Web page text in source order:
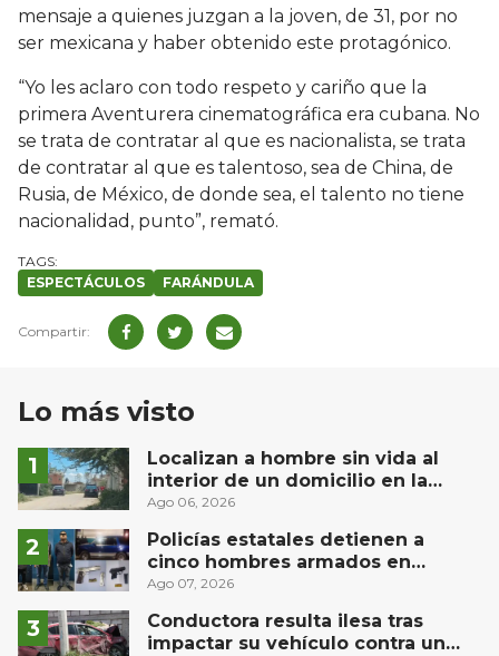
mensaje a quienes juzgan a la joven, de 31, por no
ser mexicana y haber obtenido este protagónico.
“Yo les aclaro con todo respeto y cariño que la
primera Aventurera cinematográfica era cubana. No
se trata de contratar al que es nacionalista, se trata
de contratar al que es talentoso, sea de China, de
Rusia, de México, de donde sea, el talento no tiene
nacionalidad, punto”, remató.
ESPECTÁCULOS FARÁNDULA
Lo más visto
Localizan a hombre sin vida al
interior de un domicilio en la
comunidad El Rodeo, San Juan del
Ago 06, 2026
Policías estatales detienen a
cinco hombres armados en
Puebla capital
Ago 07, 2026
Conductora resulta ilesa tras
impactar su vehículo contra un